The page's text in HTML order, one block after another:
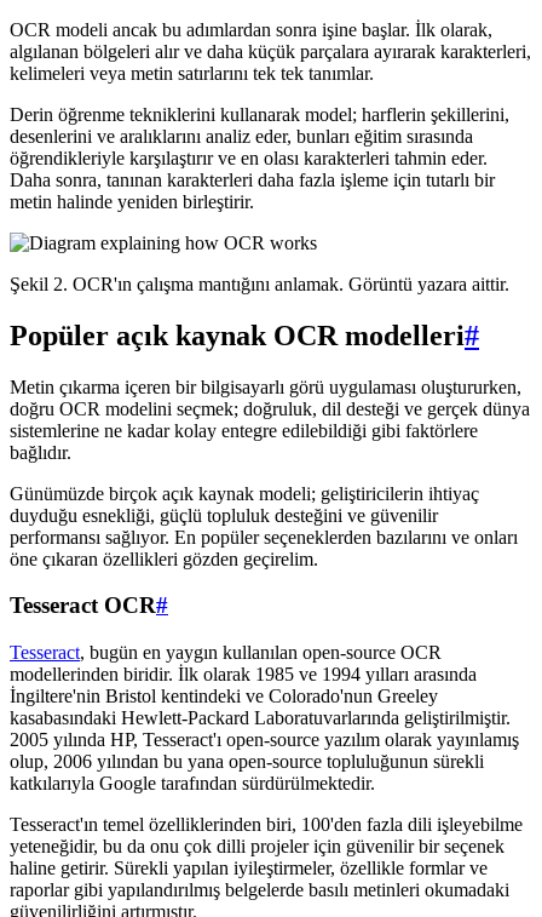
OCR modeli ancak bu adımlardan sonra işine başlar. İlk olarak,
algılanan bölgeleri alır ve daha küçük parçalara ayırarak karakterleri,
kelimeleri veya metin satırlarını tek tek tanımlar.
Derin öğrenme tekniklerini kullanarak model; harflerin şekillerini,
desenlerini ve aralıklarını analiz eder, bunları eğitim sırasında
öğrendikleriyle karşılaştırır ve en olası karakterleri tahmin eder.
Daha sonra, tanınan karakterleri daha fazla işleme için tutarlı bir
metin halinde yeniden birleştirir.
Şekil 2. OCR'ın çalışma mantığını anlamak. Görüntü yazara aittir.
Popüler açık kaynak OCR modelleri#
Metin çıkarma içeren bir bilgisayarlı görü uygulaması oluştururken,
doğru OCR modelini seçmek; doğruluk, dil desteği ve gerçek dünya
sistemlerine ne kadar kolay entegre edilebildiği gibi faktörlere
bağlıdır.
Günümüzde birçok açık kaynak modeli; geliştiricilerin ihtiyaç
duyduğu esnekliği, güçlü topluluk desteğini ve güvenilir
performansı sağlıyor. En popüler seçeneklerden bazılarını ve onları
öne çıkaran özellikleri gözden geçirelim.
Tesseract OCR#
Tesseract, bugün en yaygın kullanılan open-source OCR
modellerinden biridir. İlk olarak 1985 ve 1994 yılları arasında
İngiltere'nin Bristol kentindeki ve Colorado'nun Greeley
kasabasındaki Hewlett-Packard Laboratuvarlarında geliştirilmiştir.
2005 yılında HP, Tesseract'ı open-source yazılım olarak yayınlamış
olup, 2006 yılından bu yana open-source topluluğunun sürekli
katkılarıyla Google tarafından sürdürülmektedir.
Tesseract'ın temel özelliklerinden biri, 100'den fazla dili işleyebilme
yeteneğidir, bu da onu çok dilli projeler için güvenilir bir seçenek
haline getirir. Sürekli yapılan iyileştirmeler, özellikle formlar ve
raporlar gibi yapılandırılmış belgelerde basılı metinleri okumadaki
güvenilirliğini artırmıştır.